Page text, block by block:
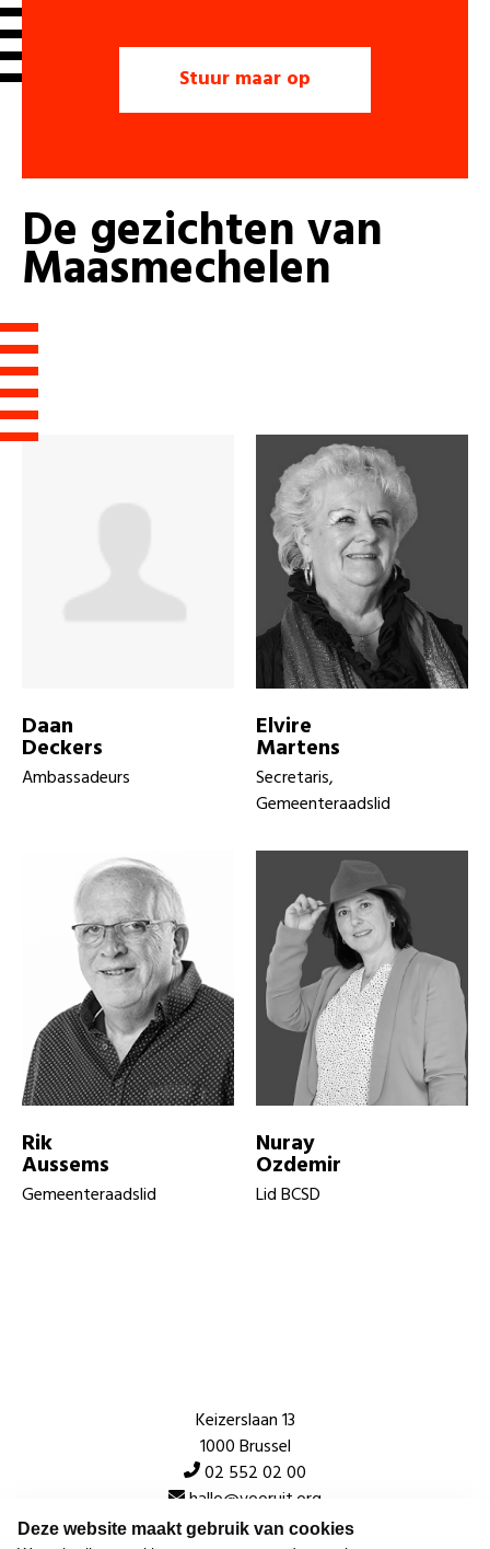
Deze website maakt gebruik van cookies
De gezichtenvan
Maasmechelen
Daan
Deckers
Ambassadeurs
Elvire
Martens
Secretaris,
Gemeenteraadslid
Rik
Aussems
Gemeenteraadslid
Nuray
Ozdemir
Lid BCSD
Keizerslaan 13
1000 Brussel
02 552 02 00
hallo@vooruit.org